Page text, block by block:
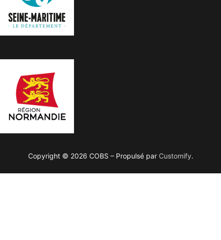
Copyright © 2026 COBS – Propulsé par Customify.